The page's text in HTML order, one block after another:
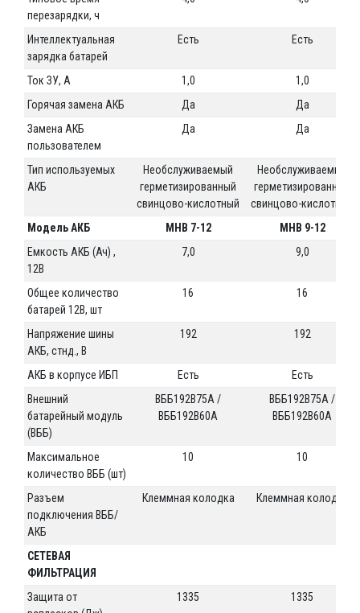
перезарядки, ч
Интеллектуальная
зарядка батарей
Есть Есть
Ток ЗУ, А 1,0
1,0
Горячая замена АКБ
Да
Да
Замена АКБ
пользователем
Да Да
Тип используемых
АКБ
Необслуживаемый
герметизированный
свинцово-кислотный
Необслуживаемый
герметизированный
свинцово-кислотный
Модель АКБ
MHB 7-12
MHB 9-12
Емкость АКБ (Ач) ,
12В
7,0 9,0
Общее количество
батарей 12В, шт
16 16
Напряжение шины
АКБ, стнд., В
192 192
АКБ в корпусе ИБП Есть
Есть
Внешний
батарейный модуль
(ВББ)
ВББ192В75А /
ВББ192В60A
ВББ192В75А /
ВББ192В60A
Максимальное
количество ВББ (шт)
10 10
Разъем
подключения ВББ/
АКБ
Клеммная колодка Клеммная колодка
СЕТЕВАЯ
ФИЛЬТРАЦИЯ
Защита от
1335 1335